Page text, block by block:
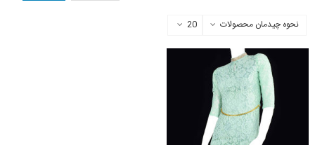
نحوه چیدمان محصولات 20